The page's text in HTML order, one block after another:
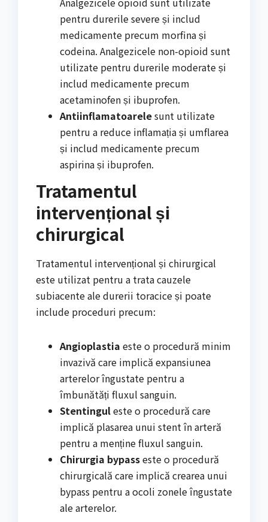
pentru durerile severe și includ
medicamente precum morfina și
codeina. Analgezicele non-opioid sunt
utilizate pentru durerile moderate și
includ medicamente precum
acetaminofen și ibuprofen.
Antiinflamatoarelesunt utilizate
pentru a reduce inflamația și umflarea
și includ medicamente precum
aspirina și ibuprofen.
Tratamentul
intervențional și
chirurgical
Tratamentul intervențional și chirurgical
este utilizat pentru a trata cauzele
subiacente ale durerii toracice și poate
include proceduri precum:
Angioplastia este o procedură minim
invazivă care implică expansiunea
arterelor îngustate pentru a
îmbunătăți fluxul sanguin.
Stentinguleste o procedură care
implică plasarea unui stent în arteră
pentru a menține fluxul sanguin.
Chirurgia bypasseste o procedură
chirurgicală care implică crearea unui
bypass pentru a ocoli zonele îngustate
ale arterelor.